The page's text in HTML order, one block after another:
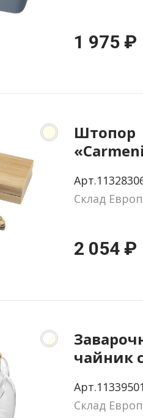
1 975 ₽
Штопор
Склад
2 054 ₽
чайник
Склад